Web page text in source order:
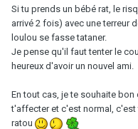
Si tu prends un bébé rat, le
arrivé 2 fois) avec une terreur
loulou se fasse tataner.
Je pense qu'il faut tenter le
heureux d'avoir un nouvel ami.
En tout cas, je te souhaite
t'affecter et c'est normal,
ratou